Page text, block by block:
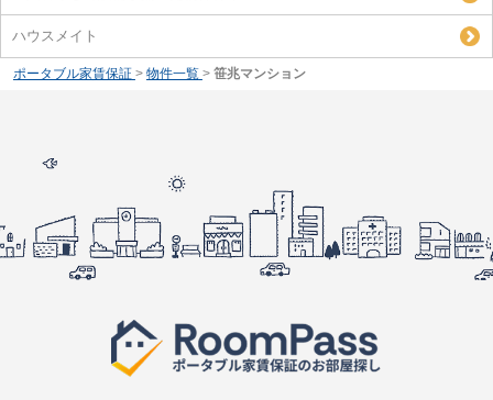
ハウスメイト
ポータブル家賃保証 > 物件一覧 > 笹兆マンション